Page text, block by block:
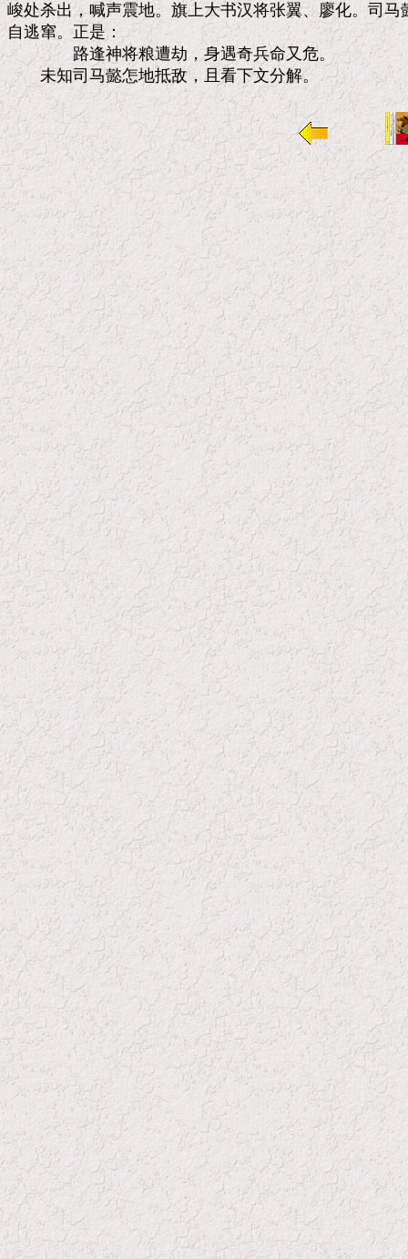
峻处杀出，喊声震地。旗上大书汉将张翼、廖化。司
自逃窜。正是：
路逢神将粮遭劫，身遇奇兵命又危。